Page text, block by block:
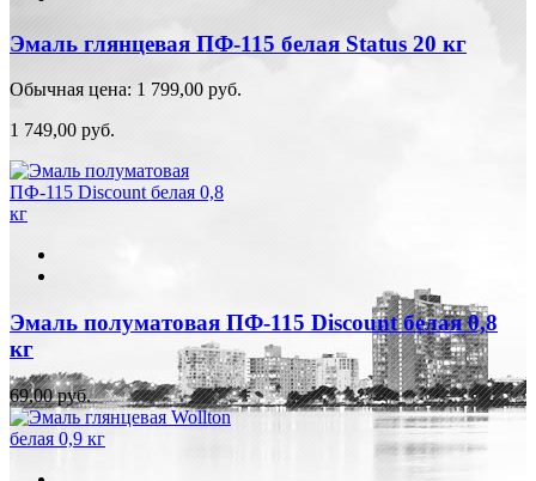
Эмаль глянцевая ПФ-115 белая Status 20 кг
Обычная цена: 1 799,00 руб.
1 749,00 руб.
Эмаль полуматовая ПФ-115 Discount белая 0,8
кг
69,00 руб.